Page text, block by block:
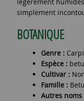
simplement
BOTANIQUE
Genre :
Espèce :
Cultivar :
Famille :
Autres